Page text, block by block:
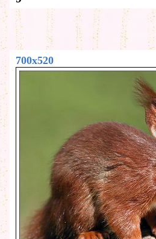
700x520